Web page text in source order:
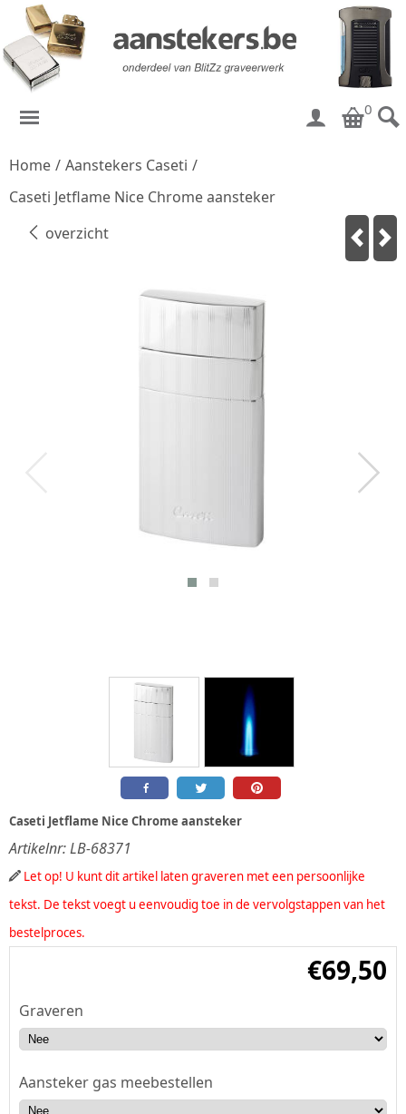
0
Home / Aanstekers Caseti /
Caseti Jetflame Nice Chrome aansteker
overzicht
Caseti Jetflame Nice Chrome aansteker
Artikelnr:LB-68371
Let op! U kunt dit artikel laten graveren met een persoonlijke
tekst. De tekst voegt u eenvoudig toe in de vervolgstappen van het
bestelproces.
€69,50
Graveren
Aansteker gas meebestellen